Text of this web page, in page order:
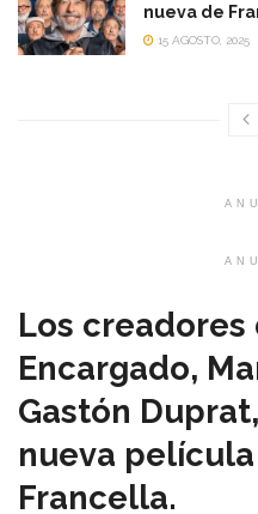
nueva de
15 AGOSTO, 2025
Los creadores
Encargado,
Gastón
nueva
Francella.